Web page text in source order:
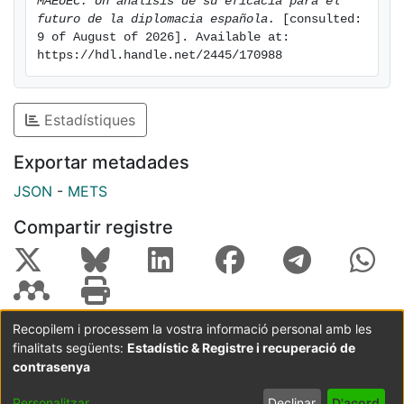
futuro de la diplomacia española.
[consulted:
9 of August of 2026]. Available at:
https://hdl.handle.net/2445/170988
Estadístiques
Exportar metadades
JSON - METS
Compartir registre
Coordinació:CRAI UB Avís legal
Metadades
subjectes a:
Configuració
Recopilem i processem la vostra informació personal amb les
finalitats següents: Estadístic & Registre i recuperació de
contrasenya